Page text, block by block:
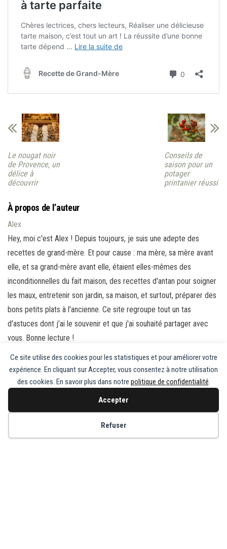
Ce site utilise des cookies pour les statistiques et pour améliorer votre
expérience. En cliquant sur Accepter, vous consentez à notre utilisation
des cookies. En savoir plus dans notre politique de confidentialité.
Accepter
Refuser
Le nougat noir
de Provence, un
délice à
découvrir
Conseils de
saison pour un
potager
printanier réussi
À propos de l’auteur
Alex
Hey, moi c'est Alex ! Depuis toujours, je suis une adepte des
recettes de grand-mère. Et pour cause : ma mère, sa mère avant
elle, et sa grand-mère avant elle, étaient elles-mêmes des
inconditionnelles du fait maison, des recettes d'antan pour soigner
les maux, entretenir son jardin, sa maison, et surtout, préparer des
bons petits plats à l'ancienne. Ce site regroupe tout un tas
d'astuces dont j'ai le souvenir et que j'ai souhaité partager avec
vous. Bonne lecture !
Laisser un commentaire
Vous devezvous connecter pour publier un commentaire.
Copyright © Recette de Grand-Mère